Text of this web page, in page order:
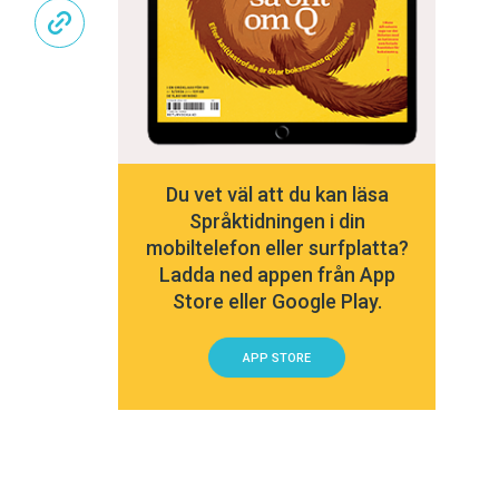
Du vet väl att du kan läsa
Språktidningen i din
mobiltelefon eller surfplatta?
Ladda ned appen från App
Store eller Google Play.
APP STORE